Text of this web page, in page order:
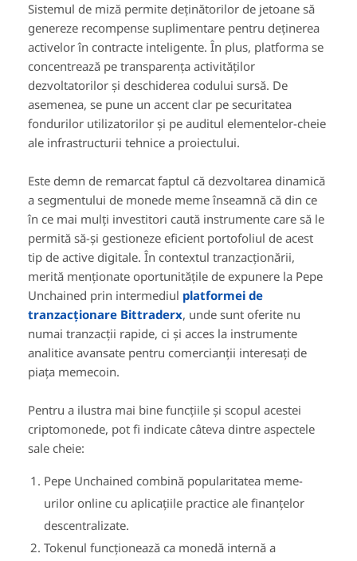
Sistemul de miză permite deținătorilor de jetoane să
genereze recompense suplimentare pentru deținerea
activelor în contracte inteligente. În plus, platforma se
concentrează pe transparența activităților
dezvoltatorilor și deschiderea codului sursă. De
asemenea, se pune un accent clar pe securitatea
fondurilor utilizatorilor și pe auditul elementelor-cheie
ale infrastructurii tehnice a proiectului.
Este demn de remarcat faptul că dezvoltarea dinamică
a segmentului de monede meme înseamnă că din ce
în ce mai mulți investitori caută instrumente care să le
permită să-și gestioneze eficient portofoliul de acest
tip de active digitale. În contextul tranzacționării,
merită menționate oportunitățile de expunere la Pepe
Unchained prin intermediul platformei de
tranzacționare Bittraderx, unde sunt oferite nu
numai tranzacții rapide, ci și acces la instrumente
analitice avansate pentru comercianții interesați de
piața memecoin.
Pentru a ilustra mai bine funcțiile și scopul acestei
criptomonede, pot fi indicate câteva dintre aspectele
sale cheie:
Pepe Unchained combină popularitatea meme-
urilor online cu aplicațiile practice ale finanțelor
descentralizate.
Tokenul funcționează ca monedă internă a